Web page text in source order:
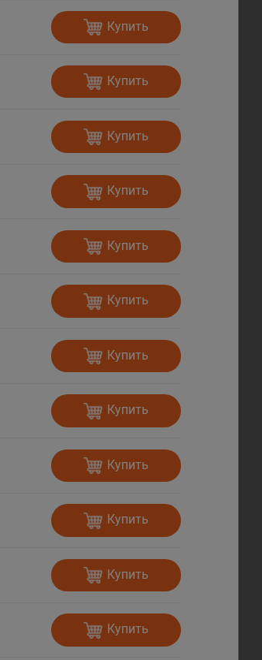
Купить
Купить
Купить
Купить
Купить
Купить
Купить
Купить
Купить
Купить
Купить
Купить